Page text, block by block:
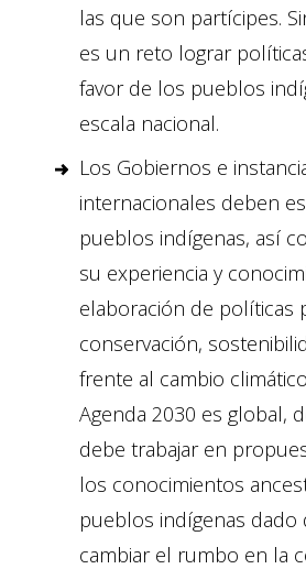
las que son partícipes.
es un reto lograr
favor de los pueblos
escala nacional.
Los Gobiernos e
internacionales deben
pueblos indígenas, así
su experiencia y
elaboración de políticas
conservación,
frente al cambio
Agenda 2030 es global,
debe trabajar en
los conocimientos
pueblos indígenas dado
cambiar el rumbo en la